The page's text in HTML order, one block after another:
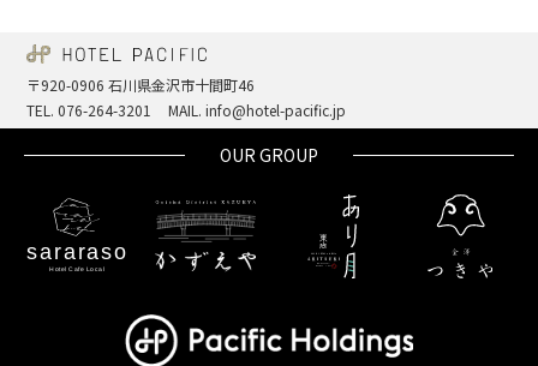
〒920-0906 石川県金沢市十間町46
TEL. 076-264-3201
MAIL. info@hotel-pacific.jp
OUR GROUP